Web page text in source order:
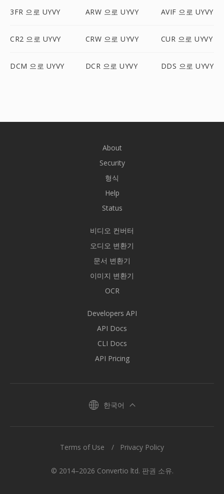
3FR 으로 UYVY ARW 으로 UYVY AVIF 으로 UYVY
CR2 으로 UYVY CRW 으로 UYVY CUR 으로 UYVY
DCM 으로 UYVY DCR 으로 UYVY DDS 으로 UYVY
About
Security
형식
Help
Status
비디오 컨버터
오디오 변환기
문서 변환기
이미지 변환기
OCR
Developers API
API Docs
CLI Docs
API Pricing
한국어
© 2014–2026 Convertio ltd. 판권 소유.
Terms of Use Privacy Policy